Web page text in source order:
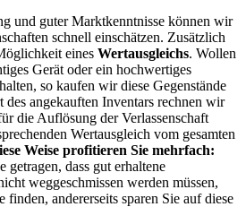
und guter Marktkenntnisse können wir
schnell einschätzen. Zusätzlich
eines Wertausgleichs. Wollen
Gerät oder ein hochwertiges
so kaufen wir diese Gegenstände
des angekauften Inventars rechnen wir
die Auflösung der Verlassenschaft
Wertausgleich vom gesamten
Weise profitieren Sie mehrfach:
getragen, dass gut erhaltene
weggeschmissen werden müssen,
finden, andererseits sparen Sie auf diese